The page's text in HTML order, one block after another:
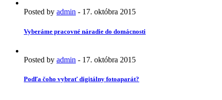
Posted by admin - 17. októbra 2015
Vyberáme pracovné náradie do domácnosti
Posted by admin - 17. októbra 2015
Podľa čoho vybrať digitálny fotoaparát?